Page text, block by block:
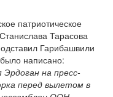
патриотическое
Тарасова
Гарибашвили
написано:
на пресс-
перед вылетом в